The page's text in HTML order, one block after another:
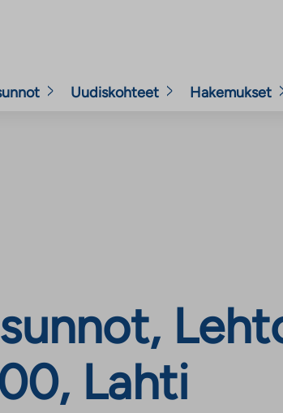
Uudiskohteet Hakemukset
Lahti